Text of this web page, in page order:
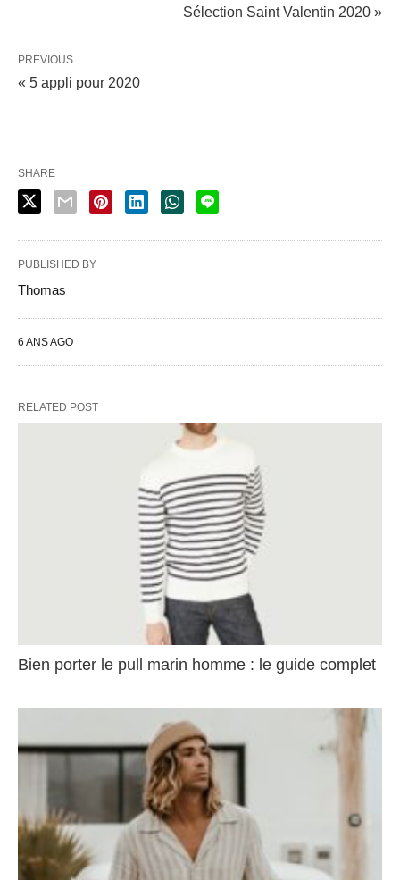
Sélection Saint Valentin 2020 »
PREVIOUS
« 5 appli pour 2020
SHARE
PUBLISHED BY
Thomas
6 ANS AGO
RELATED POST
Bien porter le pull marin homme : le guide complet